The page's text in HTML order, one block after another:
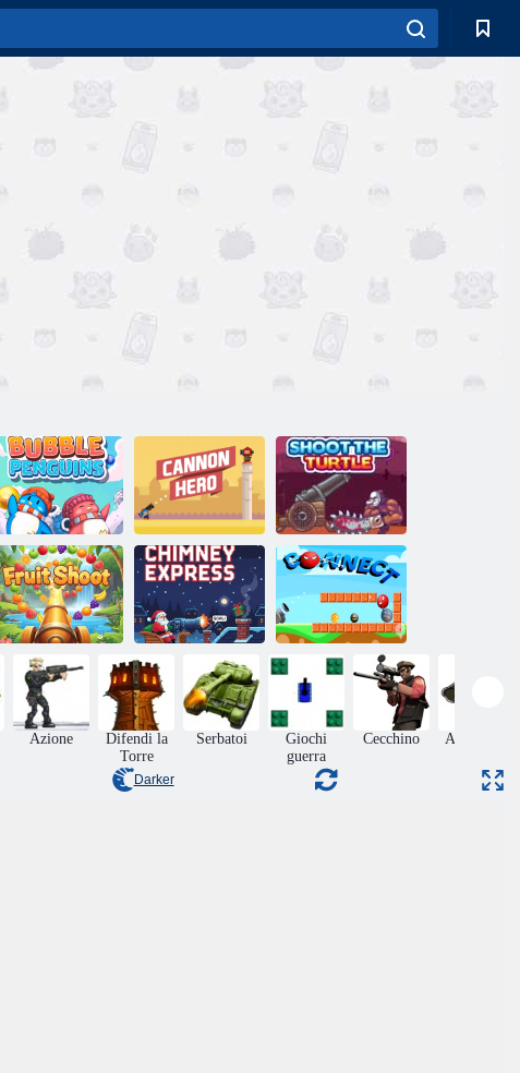
Pinguini di
Bubble
Eroe di cannone
Spara alla
tartaruga
Germoglio di
frutta
Camino
espresso
Collegare
Azione
Difendi la
Torre
Serbatoi
Giochi
guerra
Cecchino Adventura
Darker